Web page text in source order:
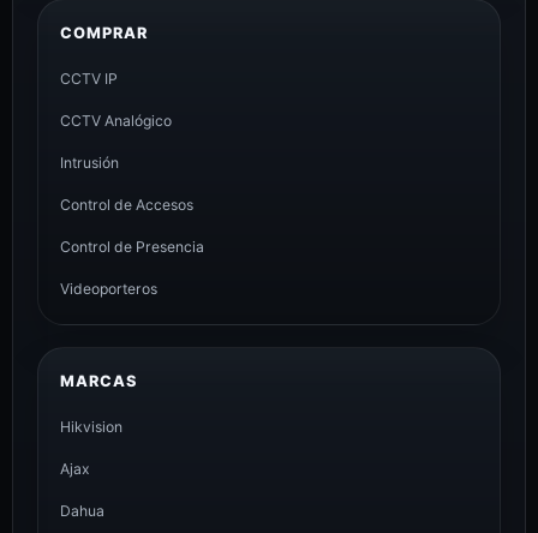
COMPRAR
CCTV IP
CCTV Analógico
Intrusión
Control de Accesos
Control de Presencia
Videoporteros
MARCAS
Hikvision
Ajax
Dahua